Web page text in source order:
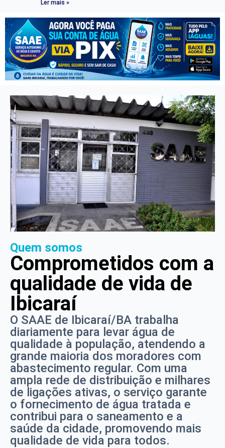
Ler mais »
Quem somos
Comprometidos com a
qualidade de vida de
Ibicaraí
O SAAE de Ibicaraí/BA trabalha
diariamente para levar água de
qualidade à população, atendendo a
grande maioria dos moradores com
abastecimento regular. Com uma
ampla rede de distribuição e milhares
de ligações ativas, o serviço garante
o fornecimento de água tratada e
contribui para o saneamento e a
saúde da cidade, promovendo mais
qualidade de vida para todos.